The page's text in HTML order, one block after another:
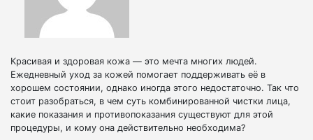
Красивая и здоровая кожа — это мечта многих людей.
Ежедневный уход за кожей помогает поддерживать её в
хорошем состоянии, однако иногда этого недостаточно. Так что
стоит разобраться, в чем суть комбинированной чистки лица,
какие показания и противопоказания существуют для этой
процедуры, и кому она действительно необходима?